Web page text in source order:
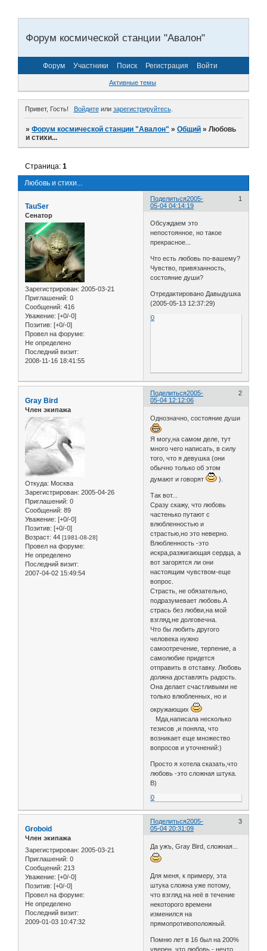
Форум космической станции "Авалон"
Форум Участники Поиск Регистрация Войти
Активные темы
Привет, Гость! Войдитеили зарегистрируйтесь.
»Форум космической станции "Авалон" »Общий »Любовь
и стихи...
Любовь и стихи...
Страница:1
Поделиться 1
2005-
05-04 04:14:19
TauSer
Сенатор
Зарегистрирован: 2005-03-21
Приглашений: 0
Сообщений: 416
Уважение: [+0/-0]
Позитив: [+0/-0]
Провел на форуме:
Не определено
Последний визит:
2008-11-16 18:41:55
Обсуждаем это
непостоянное, но такое
прекрасное...
Что есть любовь по-вашему?
Чувство, привязанность,
состояние души?
Отредактировано Давыдушка
(2005-05-13 12:37:29)
0
Поделиться 2
2005-
05-04 12:12:06
Gray Bird
Член экипажа
Откуда: Москва
Зарегистрирован: 2005-04-26
Приглашений: 0
Сообщений: 89
Уважение: [+0/-0]
Позитив: [+0/-0]
Возраст: 44 [1981-08-28]
Провел на форуме:
Не определено
Последний визит:
2007-04-02 15:49:54
Однозначно, состояние души
Я могу,на самом деле, тут
много чего написать, в силу
того, что я девушка (они
обычно только об этом
думают и говорят
).
Так вот...
Сразу скажу, что любовь
частенько путают с
влюбленностью и
страстью,но это неверно.
Влюбленность -это
искра,разжигающая сердца, а
вот загорятся ли они
настоящим чувством-еще
вопрос.
Страсть, не обязательно,
подразумевает любовь.А
стрась без любви,на мой
взгляд,не долговечна.
Что бы любить другого
человека нужно
самоотречение, терпение, а
самолюбие придется
отправить в отставку. Любовь
должна доставлять радость.
Она делает счастливыми не
только влюбленных, но и
окружающих
Мда,написала несколько
тезисов ,и поняла, что
возникает еще множество
вопросов и уточнений:)
Просто я хотела сказать,что
любовь -это сложная штука.
B)
0
Поделиться 3
2005-
05-04 20:31:09
Groboid
Член экипажа
Зарегистрирован: 2005-03-21
Приглашений: 0
Сообщений: 213
Уважение: [+0/-0]
Позитив: [+0/-0]
Провел на форуме:
Не определено
Последний визит:
2009-01-03 10:47:32
Да ужъ, Gray Bird, сложная...
Для меня, к примеру, эта
штука сложна уже потому,
что взгляд на неё в течение
некоторого времени
изменился на
прямопротивоположный.
Помню лет в 16 был на 200%
уверен, что любовь - нечто,